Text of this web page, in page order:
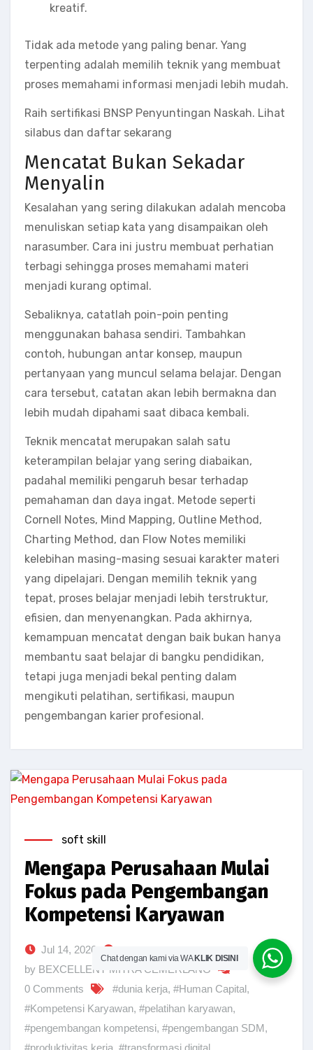
kreatif.
Tidak ada metode yang paling benar. Yang
terpenting adalah memilih teknik yang membuat
proses memahami informasi menjadi lebih mudah.
Raih sertifikasi BNSP Penyuntingan Naskah. Lihat
silabus dan daftar sekarang
Mencatat Bukan Sekadar
Menyalin
Kesalahan yang sering dilakukan adalah mencoba
menuliskan setiap kata yang disampaikan oleh
narasumber. Cara ini justru membuat perhatian
terbagi sehingga proses memahami materi
menjadi kurang optimal.
Sebaliknya, catatlah poin-poin penting
menggunakan bahasa sendiri. Tambahkan
contoh, hubungan antar konsep, maupun
pertanyaan yang muncul selama belajar. Dengan
cara tersebut, catatan akan lebih bermakna dan
lebih mudah dipahami saat dibaca kembali.
Teknik mencatat merupakan salah satu
keterampilan belajar yang sering diabaikan,
padahal memiliki pengaruh besar terhadap
pemahaman dan daya ingat. Metode seperti
Cornell Notes, Mind Mapping, Outline Method,
Charting Method, dan Flow Notes memiliki
kelebihan masing-masing sesuai karakter materi
yang dipelajari. Dengan memilih teknik yang
tepat, proses belajar menjadi lebih terstruktur,
efisien, dan menyenangkan. Pada akhirnya,
kemampuan mencatat dengan baik bukan hanya
membantu saat belajar di bangku pendidikan,
tetapi juga menjadi bekal penting dalam
mengikuti pelatihan, sertifikasi, maupun
pengembangan karier profesional.
soft skill
Mengapa Perusahaan Mulai
Fokus pada Pengembangan
Kompetensi Karyawan
Jul 14, 2026
by BEXCELLENT MITRA CEMERLANG
0 Comments
#dunia kerja, #Human Capital,
#Kompetensi Karyawan, #pelatihan karyawan,
#pengembangan kompetensi, #pengembangan SDM,
#produktivitas kerja #transformasi digital
Chat dengan kami via WA KLIK DISINI